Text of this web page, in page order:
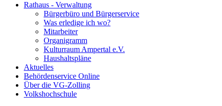
Rathaus - Verwaltung
Bürgerbüro und Bürgerservice
Was erledige ich wo?
Mitarbeiter
Organigramm
Kulturraum Ampertal e.V.
Haushaltspläne
Aktuelles
Behördenservice Online
Über die VG-Zolling
Volkshochschule